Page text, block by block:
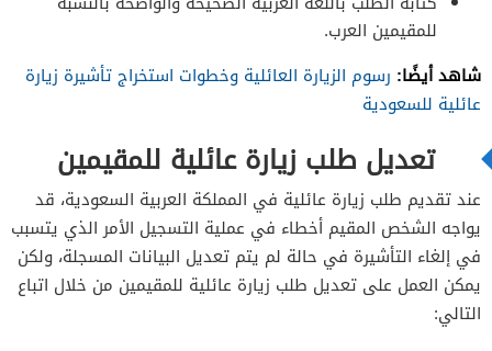
للمقيمين العرب.
شاهد أيضًا: رسوم الزيارة العائلية وخطوات استخراج تأشيرة زيارة
عائلية للسعودية
تعديل طلب زيارة عائلية للمقيمين
عند تقديم طلب زيارة عائلية في المملكة العربية السعودية، قد
يواجه الشخص المقيم أخطاء في عملية التسجيل الأمر الذي يتسبب
في إلغاء التأشيرة في حالة لم يتم تعديل البيانات المسجلة، ولكن
يمكن العمل على تعديل طلب زيارة عائلية للمقيمين من خلال اتباع
التالي: